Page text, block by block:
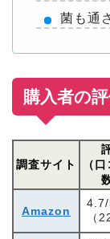
菌も通
購入者の
調査サイト
（
Amazon
4.7/
（